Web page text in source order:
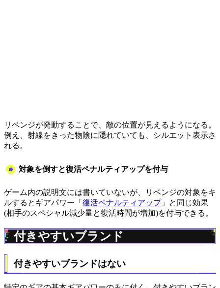
リベンジが発動することで、敵の位置が見えるようになる。
例え、射線をきった物陰に隠れていても、シルエット表示さ
れる。
対象を倒すと復活ペナルティアップを付与
ゲーム内の説明文には書いていないが、リベンジの対象をキ
ルするとギアパワー「 復活ペナルティアップ」と同じ効果
(相手のスペシャル減少量と復活時間が増加)を付与できる。
付きやすいブランド
付きやすいブランドはない